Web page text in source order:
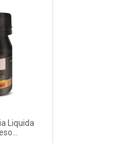
Liquida